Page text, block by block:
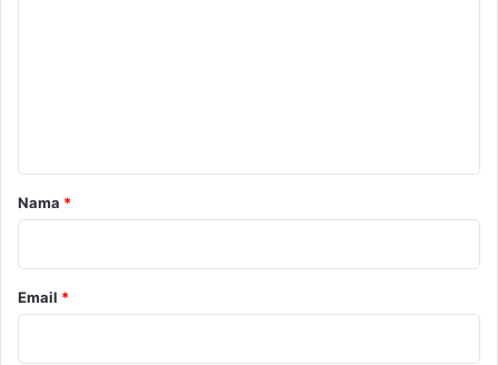
rNama *
Email *